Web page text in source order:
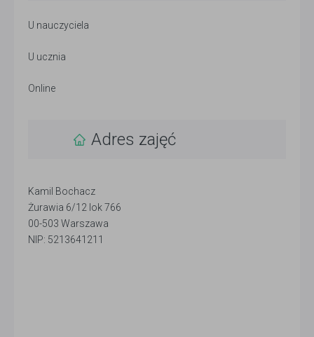
U nauczyciela
U ucznia
Online
Adres zajęć
Kamil Bochacz
Żurawia 6/12 lok 766
00-503 Warszawa
NIP: 5213641211